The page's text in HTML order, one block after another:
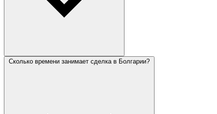
Сколько времени занимает сделка в Болгарии?